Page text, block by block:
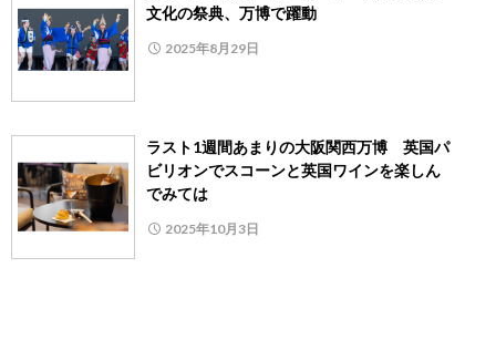
文化の祭典、万博で躍動
2025年8月29日
ラスト1週間あまりの大阪関西万博 英国パ
ビリオンでスコーンと英国ワインを楽しん
でみては
2025年10月3日